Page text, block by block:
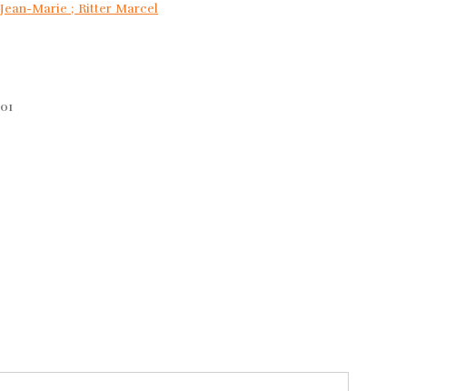
Marie ; Ritter Marcel